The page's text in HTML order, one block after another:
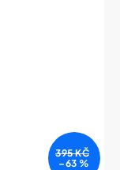
395 KČ
–63 %